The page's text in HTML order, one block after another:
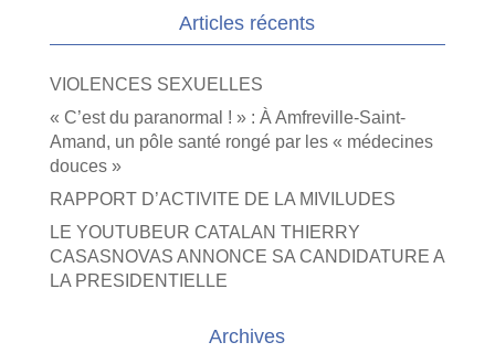
Articles récents
VIOLENCES SEXUELLES
« C’est du paranormal ! » : À Amfreville-Saint-
Amand, un pôle santé rongé par les « médecines
douces »
RAPPORT D’ACTIVITE DE LA MIVILUDES
LE YOUTUBEUR CATALAN THIERRY
CASASNOVAS ANNONCE SA CANDIDATURE A
LA PRESIDENTIELLE
Archives